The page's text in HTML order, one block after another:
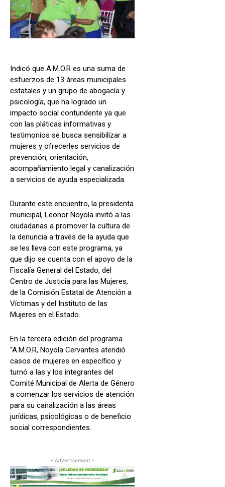
Indicó que A.M.O.R es una suma de
esfuerzos de 13 áreas municipales
estatales y un grupo de abogacía y
psicología, que ha logrado un
impacto social contundente ya que
con las pláticas informativas y
testimonios se busca sensibilizar a
mujeres y ofrecerles servicios de
prevención, orientación,
acompañamiento legal y canalización
a servicios de ayuda especializada.
Durante este encuentro, la presidenta
municipal, Leonor Noyola invitó a las
ciudadanas a promover la cultura de
la denuncia a través de la ayuda que
se les lleva con este programa, ya
que dijo se cuenta con el apoyo de la
Fiscalía General del Estado, del
Centro de Justicia para las Mujeres,
de la Comisión Estatal de Atención a
Víctimas y del Instituto de las
Mujeres en el Estado.
En la tercera edición del programa
“A.M.O.R, Noyola Cervantes atendió
casos de mujeres en específico y
turnó a las y los integrantes del
Comité Municipal de Alerta de Género
a comenzar los servicios de atención
para su canalización a las áreas
jurídicas, psicológicas o de beneficio
social correspondientes.
- Advertisement -